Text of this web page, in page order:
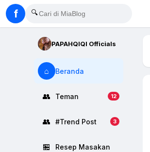
f 🔍
PAPAHQIQI Officials
⌂ Beranda
👥 Teman 12
👥 #Trend Post 3
🏪 Resep Masakan